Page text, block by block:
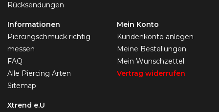
Rücksendungen
Informationen
Piercingschmuck richtig
messen
FAQ
Alle Piercing Arten
Sitemap
Mein Konto
Kundenkonto anlegen
Meine Bestellungen
Mein Wunschzettel
Vertrag widerrufen
Xtrend e.U